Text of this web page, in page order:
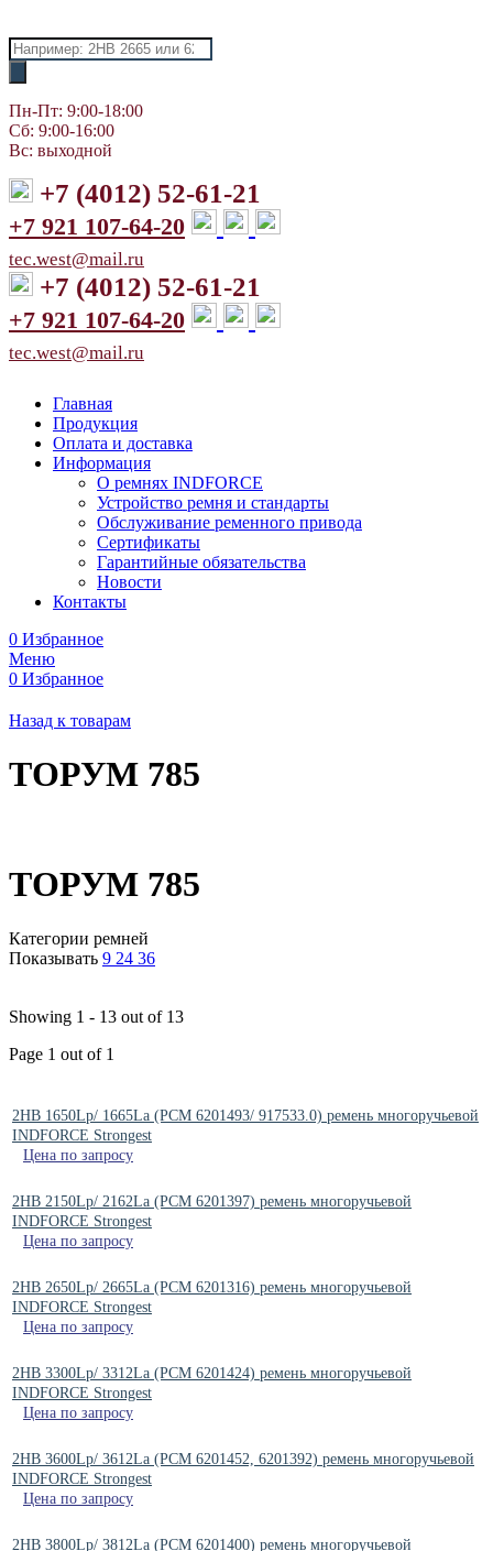
Поиск
товаров
Пн-Пт: 9:00-18:00
Сб: 9:00-16:00
Вс: выходной
+7 (4012) 52-61-21
+7 921 107-64-20
tec.west@mail.ru
+7 (4012) 52-61-21
+7 921 107-64-20
tec.west@mail.ru
Главная
Продукция
Оплата и доставка
Информация
О ремнях INDFORCE
Устройство ремня и стандарты
Обслуживание ременного привода
Сертификаты
Гарантийные обязательства
Новости
Контакты
0 Избранное
Меню
0 Избранное
Назад к товарам
ТОРУМ 785
ТОРУМ 785
Категории ремней
Показывать 9 24 36
Showing 1 - 13 out of 13
Page 1 out of 1
2HB 1650Lp/ 1665La (PCM 6201493/ 917533.0) ремень многоручьевой
INDFORCE Strongest
Цена по запросу
2HB 2150Lp/ 2162La (PCM 6201397) ремень многоручьевой
INDFORCE Strongest
Цена по запросу
2HB 2650Lp/ 2665La (PCM 6201316) ремень многоручьевой
INDFORCE Strongest
Цена по запросу
2HB 3300Lp/ 3312La (PCM 6201424) ремень многоручьевой
INDFORCE Strongest
Цена по запросу
2HB 3600Lp/ 3612La (РСМ 6201452, 6201392) ремень многоручьевой
INDFORCE Strongest
Цена по запросу
2HB 3800Lp/ 3812La (РСМ 6201400) ремень многоручьевой